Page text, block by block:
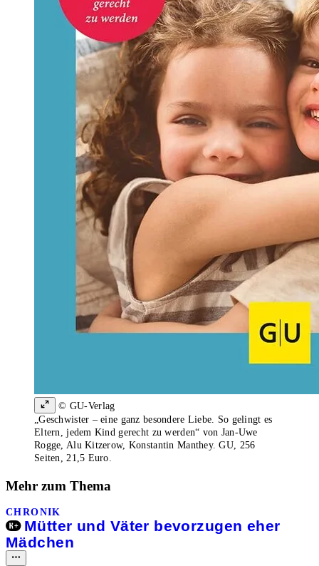
© GU-Verlag
„Geschwister – eine ganz besondere Liebe. So gelingt es
Eltern, jedem Kind gerecht zu werden“ von Jan-Uwe
Rogge, Alu Kitzerow, Konstantin Manthey. GU, 256
Seiten, 21,5 Euro.
Mehr zum Thema
CHRONIK
Mütter und Väter bevorzugen eher
Mädchen